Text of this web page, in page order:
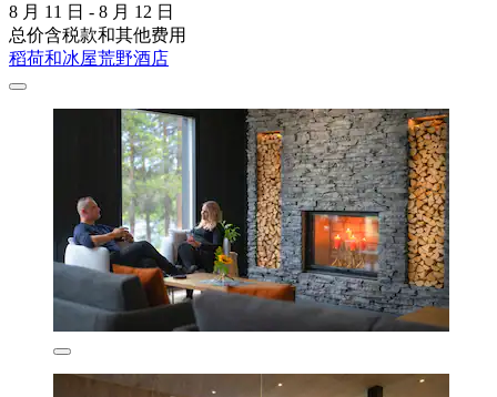
8 月 11 日 - 8 月 12 日
总价含税款和其他费用
稻荷和冰屋荒野酒店